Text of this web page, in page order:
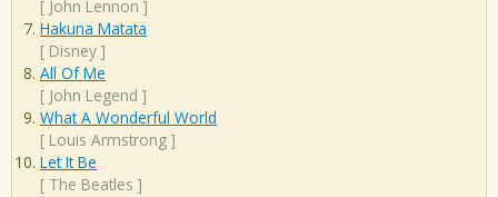
[ John Lennon ]
Hakuna Matata
[ Disney ]
All Of Me
[ John Legend ]
What A Wonderful World
[ Louis Armstrong ]
Let It Be
[ The Beatles ]